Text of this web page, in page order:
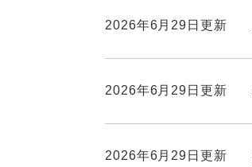
2026年6月29日更新
2026年6月29日更新
2026年6月29日更新